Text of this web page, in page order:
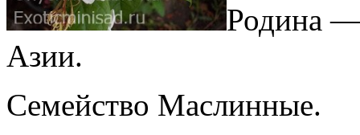
Родина
Азии.
Семейство Маслинные.